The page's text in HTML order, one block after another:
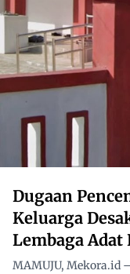
Dugaan
Keluarga
Lembaga Adat
MAMUJU, Mekora.id